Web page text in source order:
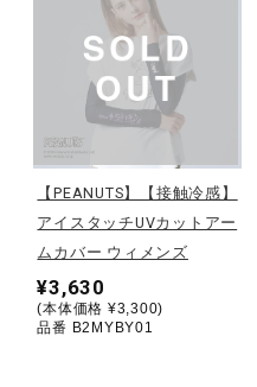
柔道
ウィンタースポー
ワーキング
ウォーキングシ
【PEANUTS】【接触冷感】
アイスタッチUVカットアー
ムカバー ウィメンズ
¥3,630
(本体価格 ¥3,300)
品番 B2MYBY01